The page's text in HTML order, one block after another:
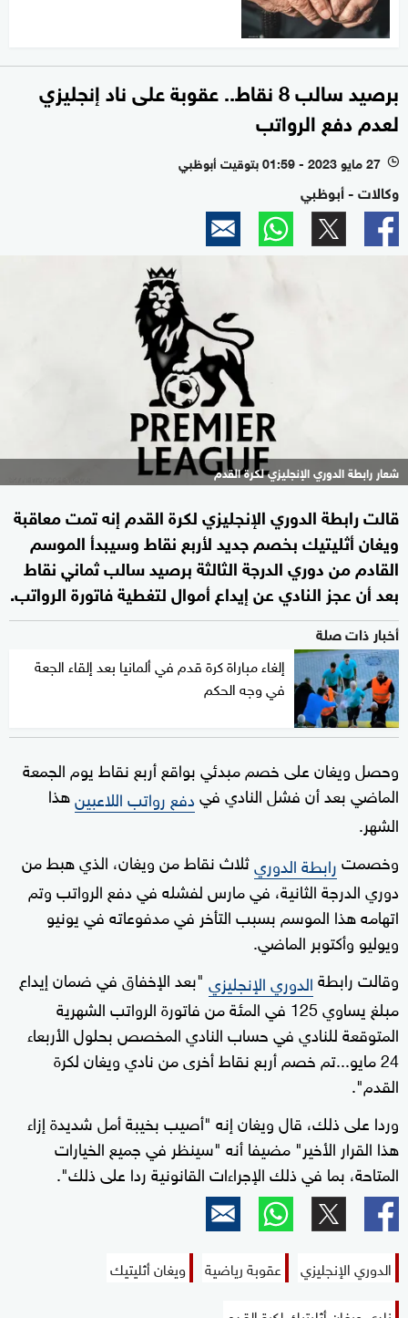
برصيد سالب 8 نقاط.. عقوبة على ناد إنجليزي
لعدم دفع الرواتب
l 27 مايو 2023 - 01:59 بتوقيت أبوظبي
وكالات - أبوظبي
شعار رابطة الدوري الإنجليزي لكرة القدم
قالت رابطة الدوري الإنجليزي لكرة القدم إنه تمت معاقبة
ويغان أثليتيك بخصم جديد لأربع نقاط وسيبدأ الموسم
القادم من دوري الدرجة الثالثة برصيد سالب ثماني نقاط
بعد أن عجز النادي عن إيداع أموال لتغطية فاتورة الرواتب.
أخبار ذات صلة
إلغاء مباراة كرة قدم في ألمانيا بعد إلقاء الجعة
في وجه الحكم
وحصل ويغان على خصم مبدئي بواقع أربع نقاط يوم الجمعة
الماضي بعد أن فشل النادي فيدفع رواتب اللاعبينهذا
الشهر.
وخصمترابطة الدوريثلاث نقاط من ويغان، الذي هبط من
دوري الدرجة الثانية، في مارس لفشله في دفع الرواتب وتم
اتهامه هذا الموسم بسبب التأخر في مدفوعاته في يونيو
ويوليو وأكتوبر الماضي.
وقالت رابطةالدوري الإنجليزي "بعد الإخفاق في ضمان إيداع
مبلغ يساوي 125 في المئة من فاتورة الرواتب الشهرية
المتوقعة للنادي في حساب النادي المخصص بحلول الأربعاء
24 مايو...تم خصم أربع نقاط أخرى من نادي ويغان لكرة
القدم".
وردا على ذلك، قال ويغان إنه "أصيب بخيبة أمل شديدة إزاء
هذا القرار الأخير" مضيفا أنه "سينظر في جميع الخيارات
المتاحة، بما في ذلك الإجراءات القانونية ردا على ذلك".
الدوري الإنجليزي عقوبة رياضية
ويغان أثليتيك